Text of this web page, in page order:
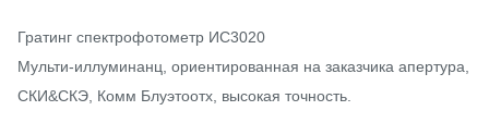
Гратинг спектрофотометр ИС3020
Мульти-иллуминанц, ориентированная на заказчика апертура,
СКИ&СКЭ, Комм Блуэтоотх, высокая точность.